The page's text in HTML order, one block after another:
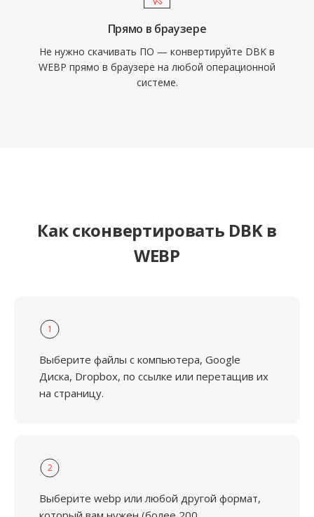
Прямо в браузере
Не нужно скачивать ПО — конвертируйте DBK в
WEBP прямо в браузере на любой операционной
системе.
Как сконвертировать DBK в
WEBP
1
Выберите файлы с компьютера, Google
Диска, Dropbox, по ссылке или перетащив их
на страницу.
2
Выберите webp или любой другой формат,